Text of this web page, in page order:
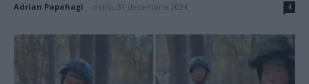
Adrian Papahagi marți, 31 decembrie 2024 4